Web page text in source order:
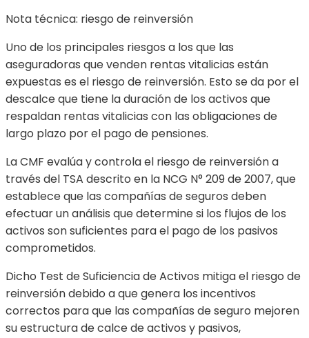
Nota técnica: riesgo de reinversión
Uno de los principales riesgos a los que las
aseguradoras que venden rentas vitalicias están
expuestas es el riesgo de reinversión. Esto se da por el
descalce que tiene la duración de los activos que
respaldan rentas vitalicias con las obligaciones de
largo plazo por el pago de pensiones.
La CMF evalúa y controla el riesgo de reinversión a
través del TSA descrito en la NCG N° 209 de 2007, que
establece que las compañías de seguros deben
efectuar un análisis que determine si los flujos de los
activos son suficientes para el pago de los pasivos
comprometidos.
Dicho Test de Suficiencia de Activos mitiga el riesgo de
reinversión debido a que genera los incentivos
correctos para que las compañías de seguro mejoren
su estructura de calce de activos y pasivos,